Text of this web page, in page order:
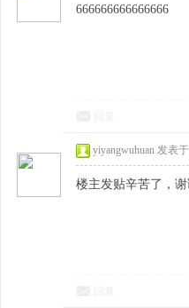
666666666666666
yiyangwuhuan 发表于
楼主发贴辛苦了，谢